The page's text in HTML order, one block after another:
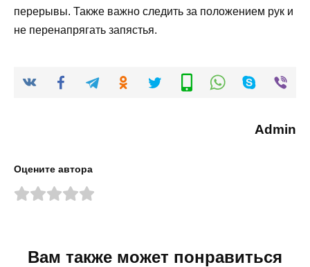
перерывы. Также важно следить за положением рук и
не перенапрягать запястья.
Admin
Оцените автора
Вам также может понравиться